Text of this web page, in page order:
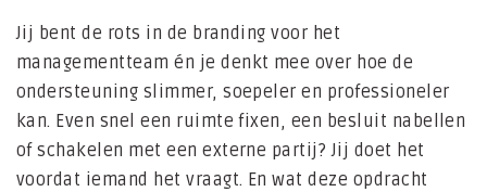
Jij bent de rots in de branding voor het
managementteam én je denkt mee over hoe de
ondersteuning slimmer, soepeler en professioneler
kan. Even snel een ruimte fixen, een besluit nabellen
of schakelen met een externe partij? Jij doet het
voordat iemand het vraagt. En wat deze opdracht